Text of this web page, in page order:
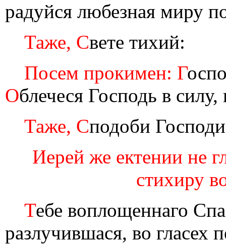
радуйся любезная миру
Таже, Свете тихий:
Посем прокимен: Г
Облечеся Господь в силу,
Таже, Сподоби
Иерей же ектении не
стихиру
Тебе воплощеннаго
разлучившася, во гласех